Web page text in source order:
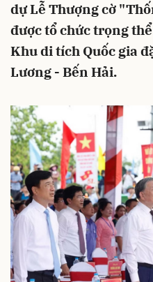
dự Lễ Thượng cờ
được tổ chức trọng
Khu di tích Quốc gia
Lương - Bến Hải.